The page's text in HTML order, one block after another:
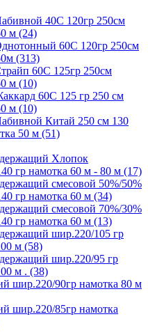
40С 120гр 250см
м (24)
60С 120гр 250см
(313)
60С 125гр 250см
м (10)
60С 125 гр 250 см
м (10)
Китай 250 см 130
50 м (51)
Хлопок
гр намотка 60 м - 80 м (17)
смесовой 50%/50%
гр намотка 60 м (34)
смесовой 70%/30%
гр намотка 60 м (13)
шир.220/105 гр
м (58)
шир.220/95 гр
м . (38)
шир.220/90гр намотка 80 м
шир.220/85гр намотка